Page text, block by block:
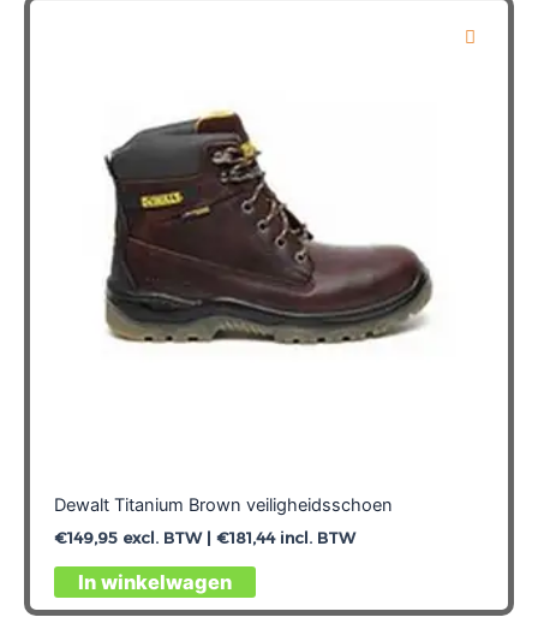
Dewalt Titanium Brown veiligheidsschoen
€149,95excl. BTW | €181,44incl. BTW
In winkelwagen
Dit
product